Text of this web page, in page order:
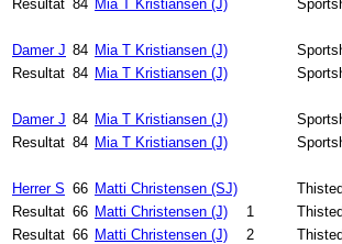
Resultat 84 Mia T Kristiansen (J)
Damer J 84 Mia T Kristiansen (J)
Resultat 84 Mia T Kristiansen (J)
Damer J 84 Mia T Kristiansen (J)
Resultat 84 Mia T Kristiansen (J)
Herrer S 66 Matti Christensen (SJ)
Resultat 66 Matti Christensen (J) 1
Resultat 66 Matti Christensen (J) 2